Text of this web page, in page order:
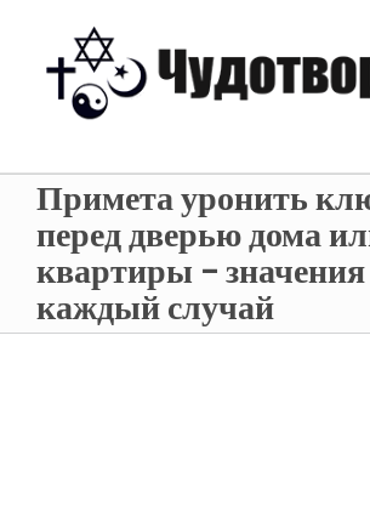
Примета уронить
перед дверью дома
квартиры –
каждый случай